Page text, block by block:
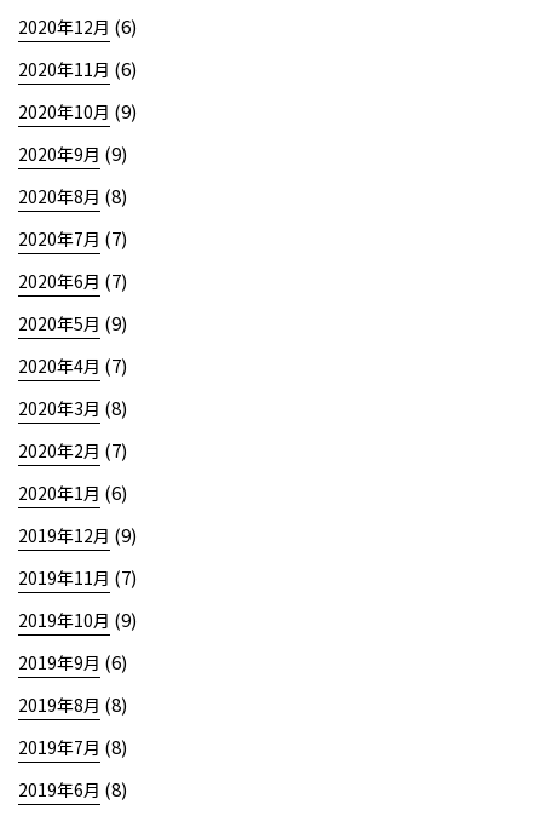
2020年12月 (6)
2020年11月 (6)
2020年10月 (9)
2020年9月 (9)
2020年8月 (8)
2020年7月 (7)
2020年6月 (7)
2020年5月 (9)
2020年4月 (7)
2020年3月 (8)
2020年2月 (7)
2020年1月 (6)
2019年12月 (9)
2019年11月 (7)
2019年10月 (9)
2019年9月 (6)
2019年8月 (8)
2019年7月 (8)
2019年6月 (8)